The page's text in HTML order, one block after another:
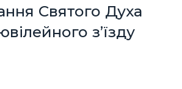
Святого Духа
з’їзду